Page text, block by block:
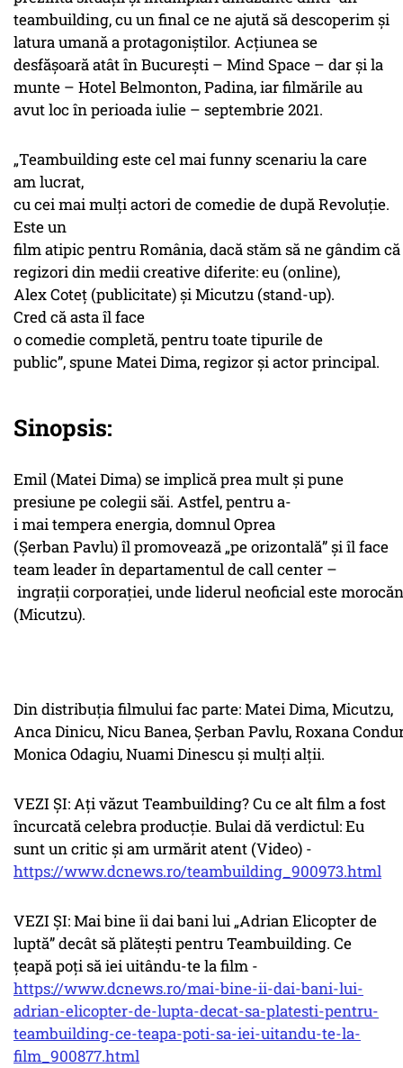
teambuilding, cu un final ce ne ajută să descoperim și
latura umană a protagoniștilor. Acțiunea se
desfășoară atât în București – Mind Space – dar și la
munte – Hotel Belmonton, Padina, iar filmările au
avut loc în perioada iulie – septembrie 2021.
„Teambuilding este cel mai funny scenariu la care
am lucrat,
cu cei mai mulți actori de comedie de după Revoluție.
Este un
film atipic pentru România, dacă stăm să ne gândim
regizori din medii creative diferite: eu (online),
Alex Coteț (publicitate) și Micutzu (stand-up).
Cred că asta îl face
o comedie completă, pentru toate tipurile de
public”, spune Matei Dima, regizor și actor principal.
Sinopsis:
Emil (Matei Dima) se implică prea mult și pune
presiune pe colegii săi. Astfel, pentru a-
i mai tempera energia, domnul Oprea
(Șerban Pavlu) îl promovează „pe orizontală” și îl face
team leader în departamentul de call center –
ingrații corporației, unde liderul neoficial este
(Micutzu).
Din distribuția filmului fac parte: Matei Dima, Micutzu,
Anca Dinicu, Nicu Banea, Șerban Pavlu, Roxana
Monica Odagiu, Nuami Dinescu și mulți alții.
VEZI ȘI: Ați văzut Teambuilding? Cu ce alt film a fost
încurcată celebra producție. Bulai dă verdictul: Eu
sunt un critic și am urmărit atent (Video) -
https://www.dcnews.ro/teambuilding_900973.html
VEZI ȘI: Mai bine îi dai bani lui „Adrian Elicopter de
luptă” decât să plătești pentru Teambuilding. Ce
țeapă poți să iei uitându-te la film -
https://www.dcnews.ro/mai-bine-ii-dai-bani-lui-
adrian-elicopter-de-lupta-decat-sa-platesti-pentru-
teambuilding-ce-teapa-poti-sa-iei-uitandu-te-la-
film_900877.html